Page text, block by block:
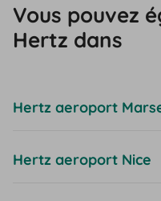
Vous pouvez
Hertz dans
Hertz aeroport
Hertz aeroport Nice